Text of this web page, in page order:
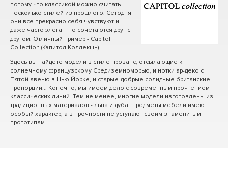
потому что классикой можно считать
несколько стилей из прошлого. Сегодня
они все прекрасно себя чувствуют и
даже часто элегантно сочетаются друг с
другом. Отличный пример - Capitol
Collection (Кэпитол Коллекшн).
Здесь вы найдете модели в стиле прованс, отсылающие к
солнечному французскому Средиземноморью, и нотки ар-деко с
Пятой авеню в Нью Йорке, и старые-добрые солидные британские
пропорции... Конечно, мы имеем дело с современным прочтением
классических линий. Тем не менее, многие модели изготовлены из
традиционных материалов - льна и дуба. Предметы мебели имеют
особый характер, а в прочности не уступают своим знаменитым
прототипам.